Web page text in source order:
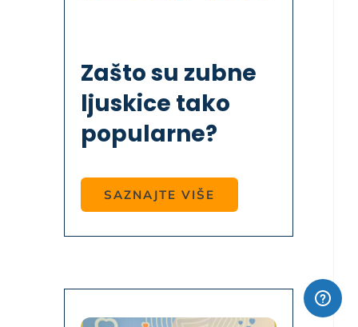
Zašto su zubne
ljuskice tako
popularne?
SAZNAJTE VIŠE